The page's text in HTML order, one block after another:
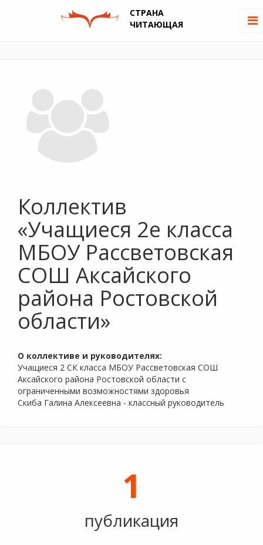
СТРАНА
ЧИТАЮЩАЯ
Коллектив
«Учащиеся 2е класса
МБОУ Рассветовская
СОШ Аксайского
района Ростовской
области»
О коллективе и руководителях:
Учащиеся 2 СК класса МБОУ Рассветовская СОШ
Аксайского района Ростовской области с
ограниченными возможностями здоровья
Скиба Галина Алексеевна - классный руководитель
1
публикация